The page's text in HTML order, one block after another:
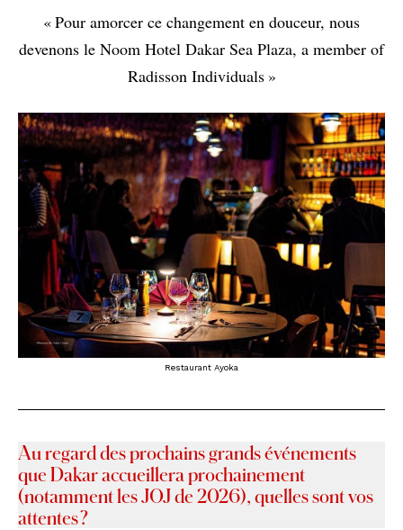
« Pour amorcer ce changement en douceur, nous
devenons le Noom Hotel Dakar Sea Plaza, a member of
Radisson Individuals »
Restaurant Ayoka
Au regard des prochains grands événements
que Dakar accueillera prochainement
(notamment les JOJ de 2026), quelles sont vos
attentes ?